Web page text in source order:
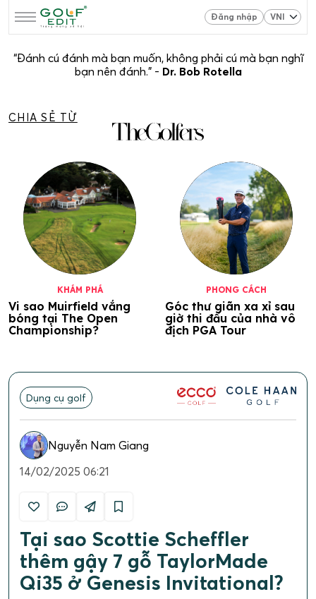
Đăng nhập
“Đánh cú đánh mà bạn muốn, không phải cú mà bạn nghĩ
bạn nên đánh.” - Dr. Bob Rotella
CHIA SẺ TỪ
KHÁM PHÁ
Vi sao Muirfield vắng
bóng tại The Open
Championship?
PHONG CÁCH
Góc thư giãn xa xỉ sau
giờ thi đấu của nhà vô
địch PGA Tour
Dụng cụ golf
Nguyễn Nam Giang
14/02/2025 06:21
Tại sao Scottie Scheffler
thêm gậy 7 gỗ TaylorMade
Qi35 ở Genesis Invitational?